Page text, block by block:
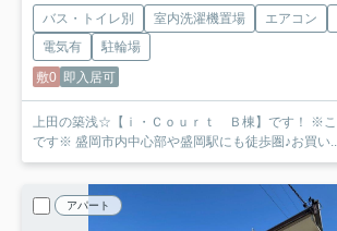
バス・トイレ別 室内洗濯機置場 エアコン
電気有
駐輪場
敷0 即入居可
上田の築浅☆【ｉ・Ｃｏｕｒｔ Ｂ棟】です！ ※こちらは2DKのタイプ
です※ 盛岡市内中心部や盛岡駅にも徒歩圏♪お買い...
アパート